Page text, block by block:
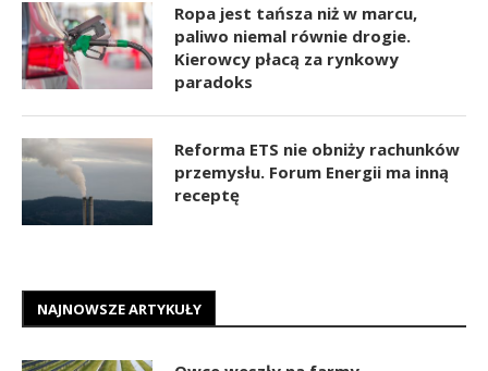
Ropa jest tańsza niż w marcu,
paliwo niemal równie drogie.
Kierowcy płacą za rynkowy
paradoks
Reforma ETS nie obniży rachunków
przemysłu. Forum Energii ma inną
receptę
NAJNOWSZE ARTYKUŁY